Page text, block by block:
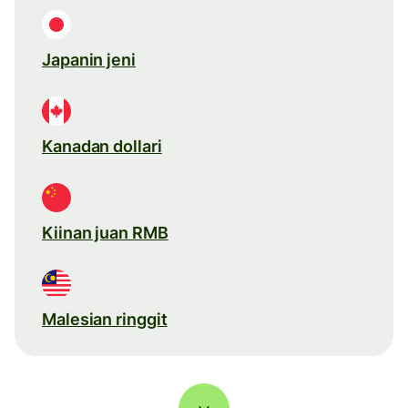
Japanin jeni
Kanadan dollari
Kiinan juan RMB
Malesian ringgit